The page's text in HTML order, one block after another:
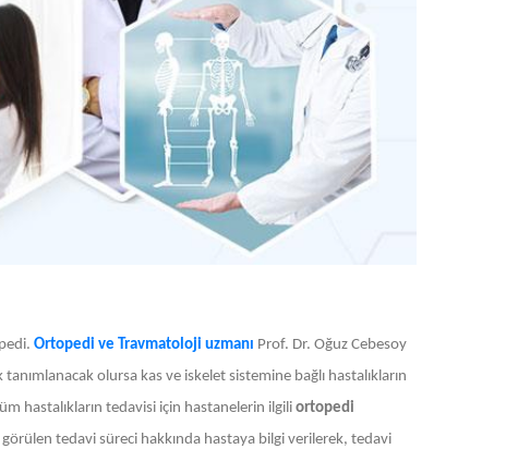
Ortopedi ve Travmatoloji uzmanı Prof. Dr. Oğuz Cebesoy
olursa kas ve iskelet sistemine bağlı hastalıkların
hastalıkların tedavisi için hastanelerin ilgili ortopedi
tedavi süreci hakkında hastaya bilgi verilerek, tedavi